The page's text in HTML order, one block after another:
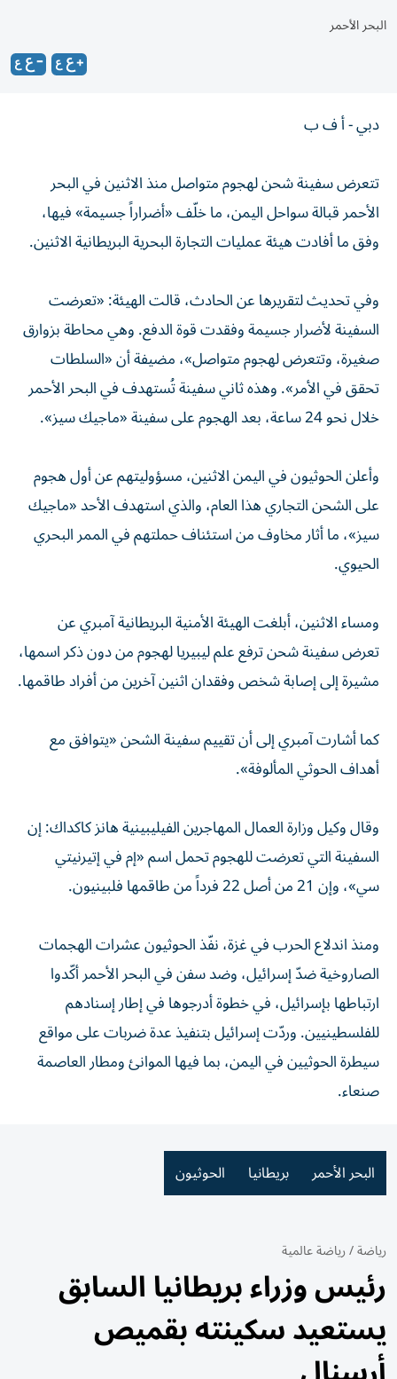
البحر الأحمر
دبي - أ ف ب
تتعرض سفينة شحن لهجوم متواصل منذ الاثنين في البحر
الأحمر قبالة سواحل اليمن، ما خلّف «أضراراً جسيمة» فيها،
وفق ما أفادت هيئة عمليات التجارة البحرية البريطانية الاثنين.
وفي تحديث لتقريرها عن الحادث، قالت الهيئة: «تعرضت
السفينة لأضرار جسيمة وفقدت قوة الدفع. وهي محاطة بزوارق
صغيرة، وتتعرض لهجوم متواصل»، مضيفة أن «السلطات
تحقق في الأمر». وهذه ثاني سفينة تُستهدف في البحر الأحمر
خلال نحو 24 ساعة، بعد الهجوم على سفينة «ماجيك سيز».
وأعلن الحوثيون في اليمن الاثنين، مسؤوليتهم عن أول هجوم
على الشحن التجاري هذا العام، والذي استهدف الأحد «ماجيك
سيز»، ما أثار مخاوف من استئناف حملتهم في الممر البحري
الحيوي.
ومساء الاثنين، أبلغت الهيئة الأمنية البريطانية آمبري عن
تعرض سفينة شحن ترفع علم ليبيريا لهجوم من دون ذكر اسمها،
مشيرة إلى إصابة شخص وفقدان اثنين آخرين من أفراد طاقمها.
كما أشارت آمبري إلى أن تقييم سفينة الشحن «يتوافق مع
أهداف الحوثي المألوفة».
وقال وكيل وزارة العمال المهاجرين الفيليبينية هانز كاكداك: إن
السفينة التي تعرضت للهجوم تحمل اسم «إم في إتيرنيتي
سي»، وإن 21 من أصل 22 فرداً من طاقمها فلبينيون.
ومنذ اندلاع الحرب في غزة، نفّذ الحوثيون عشرات الهجمات
الصاروخية ضدّ إسرائيل، وضد سفن في البحر الأحمر أكّدوا
ارتباطها بإسرائيل، في خطوة أدرجوها في إطار إسنادهم
للفلسطينيين. وردّت إسرائيل بتنفيذ عدة ضربات على مواقع
سيطرة الحوثيين في اليمن، بما فيها الموانئ ومطار العاصمة
صنعاء.
البحر الأحمر بريطانيا الحوثيون
رياضة/رياضة عالمية
رئيس وزراء بريطانيا السابق
يستعيد سكينته بقميص